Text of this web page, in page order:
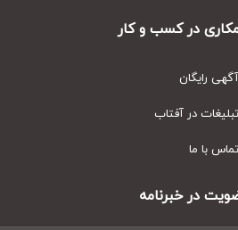
در کسب و کار
رایگان
در آفتاب
با ما
در خبرنامه